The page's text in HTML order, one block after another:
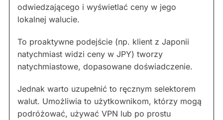
odwiedzającego i wyświetlać ceny w jego
lokalnej walucie.
To proaktywne podejście (np. klient z Japonii
natychmiast widzi ceny w JPY) tworzy
natychmiastowe, dopasowane doświadczenie.
Jednak warto uzupełnić to ręcznym selektorem
walut. Umożliwia to użytkownikom, którzy mogą
podróżować, używać VPN lub po prostu